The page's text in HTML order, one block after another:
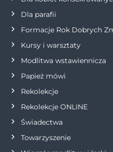
w
p
i
s
u
Dla parafii
Formacje Rok Dobrych
Kursy i warsztaty
Modlitwa wstawiennicza
Papież mówi
Rekolekcje
Rekolekcje ONLINE
Świadectwa
Towarzyszenie